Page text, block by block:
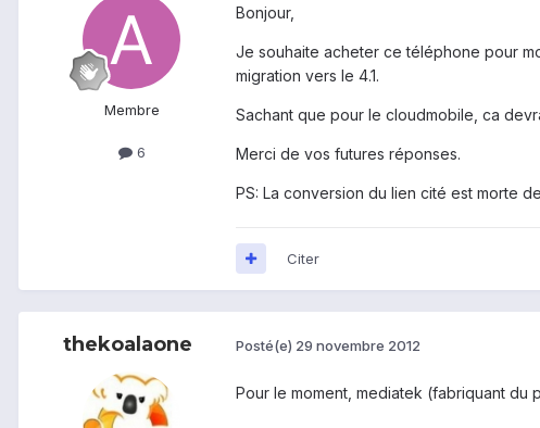
Membre
6
Bonjour,
Je souhaite acheter ce téléphone pour
migration vers le 4.1.
Sachant que pour le cloudmobile, ca
Merci de vos futures réponses.
PS: La conversion du lien cité est morte
Citer
thekoalaone Posté(e) 29 novembre 2012
Pour le moment, mediatek (fabriquant du